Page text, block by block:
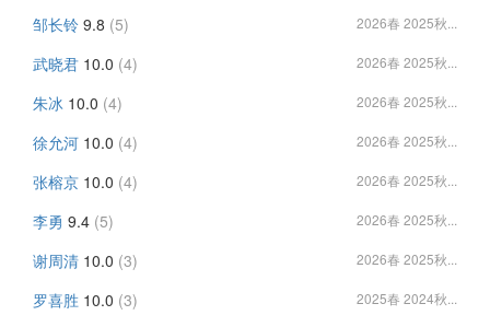
邹长铃 9.8 (5) 2026春 2025秋...
武晓君 10.0 (4) 2026春 2025秋...
朱冰 10.0 (4) 2026春 2025秋...
徐允河 10.0 (4) 2026春 2025秋...
张榕京 10.0 (4) 2026春 2025秋...
李勇 9.4 (5) 2026春 2025秋...
谢周清 10.0 (3) 2026春 2025秋...
罗喜胜 10.0 (3) 2025春 2024秋...